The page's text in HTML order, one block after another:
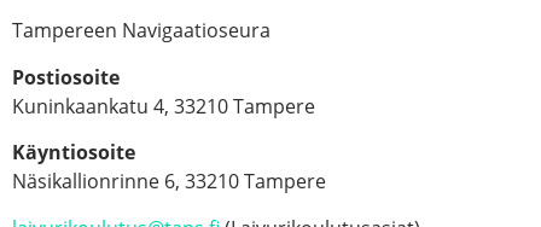
Tampereen Navigaatioseura
Postiosoite
Kuninkaankatu 4, 33210 Tampere
Käyntiosoite
Näsikallionrinne 6, 33210 Tampere